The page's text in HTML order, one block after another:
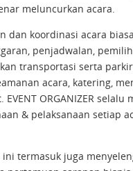
meluncurkan acara.
dan koordinasi acara
penjadwalan,
transportasi serta
acara, katering,
ORGANIZER selalu
& pelaksanaan setiap
ini termasuk juga